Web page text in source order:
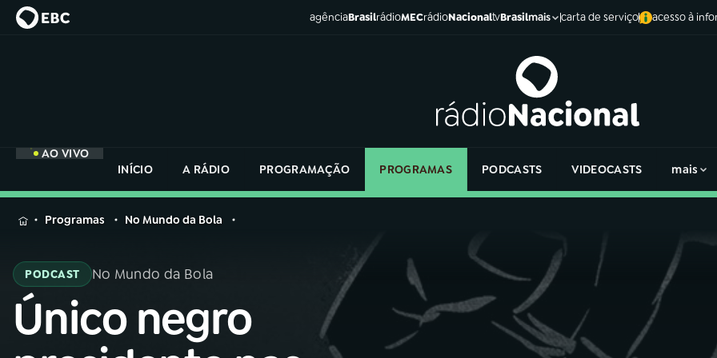
agênciaBrasilrádioMECrádioNacionaltvBrasilmais carta de serviço acesso à
AO VIVO
INÍCIO
A RÁDIO PROGRAMAÇÃO PROGRAMAS PODCASTS VIDEOCASTS mais
MENU
Buscar
na
Rádio
AO VIVO
na
Rádio
Nacional
Programas No Mundo da Bola
PODCAST No Mundo da Bola
Único negro